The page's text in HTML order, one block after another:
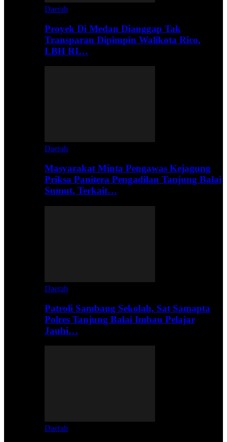
Daerah
Proyek Di Medan Dianggap Tak
Transparan Dipimpin Walikota Rico,
LBH RI…
Daerah
Masyarakat Minta Pengawas Kejagung
Priksa Panitera Pengadilan Tanjung Balai
Sumut, Terkait…
Daerah
Patroli Sambang Sekolah, Sat Samapta
Polres Tanjung Balai Imbau Pelajar
Jauhi…
Daerah